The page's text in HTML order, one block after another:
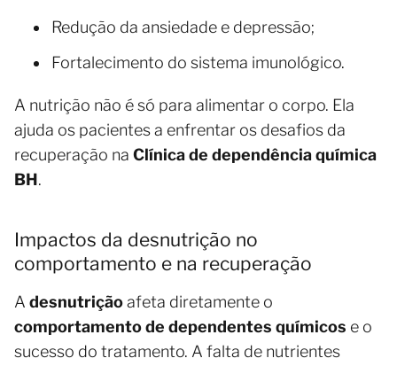
Redução da ansiedade e depressão;
Fortalecimento do sistema imunológico.
A nutrição não é só para alimentar o corpo. Ela
ajuda os pacientes a enfrentar os desafios da
recuperação na Clínica de dependência química
BH.
Impactos da desnutrição no
comportamento e na recuperação
A desnutriçãoafeta diretamente o
comportamento de dependentes químicos e o
sucesso do tratamento. A falta de nutrientes